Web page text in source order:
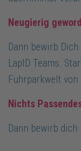
Neugierig
Dann bewirb
LapID Teams.
Fuhrparkwelt
Nichts
Dann bewirb dich